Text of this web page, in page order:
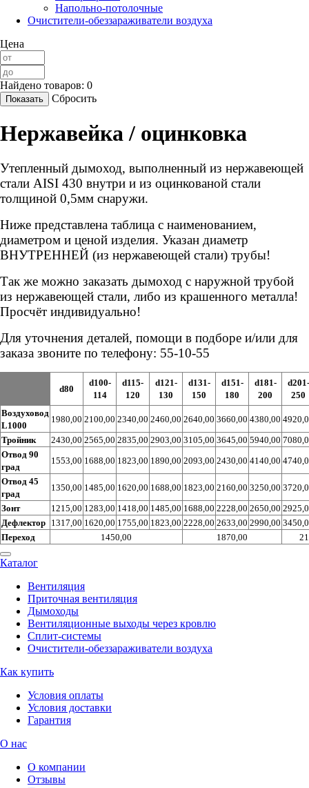
Напольно-потолочные
Очистители-обеззараживатели воздуха
Цена
Найдено товаров: 0
Сбросить
Нержавейка / оцинковка
Утепленный дымоход, выполненный из нержавеющей
стали AISI 430 внутри и из оцинкованой стали
толщиной 0,5мм снаружи.
Ниже представлена таблица с наименованием,
диаметром и ценой изделия. Указан диаметр
ВНУТРЕННЕЙ (из нержавеющей стали) трубы!
Так же можно заказать дымоход с наружной трубой
из нержавеющей стали, либо из крашенного металла!
Просчёт индивидуально!
Для уточнения деталей, помощи в подборе и/или для
заказа звоните по телефону: 55-10-55
d80
d100-
114
d115-
120
d121-
130
d131-
150
d151-
180
d181-
200
d201-
250
Воздуховод
L1000
1980,00 2100,00 2340,00 2460,00 2640,00 3660,00 4380,00
Тройник
2430,00 2565,00 2835,00 2903,00 3105,00 3645,00 5940,00
Отвод 90
град
1553,00 1688,00 1823,00 1890,00 2093,00 2430,00 4140,00
Отвод 45
град
1350,00 1485,00 1620,00 1688,00 1823,00 2160,00 3250,00
Зонт
1215,00 1283,00 1418,00 1485,00 1688,00 2228,00 2650,00
Дефлектор 1317,00 1620,00 1755,00 1823,00 2228,00 2633,00 2990,00
Переход
1450,00 1870,00
Каталог
Вентиляция
Приточная вентиляция
Дымоходы
Вентиляционные выходы через кровлю
Сплит-системы
Очистители-обеззараживатели воздуха
Как купить
Условия оплаты
Условия доставки
Гарантия
О нас
О компании
Отзывы